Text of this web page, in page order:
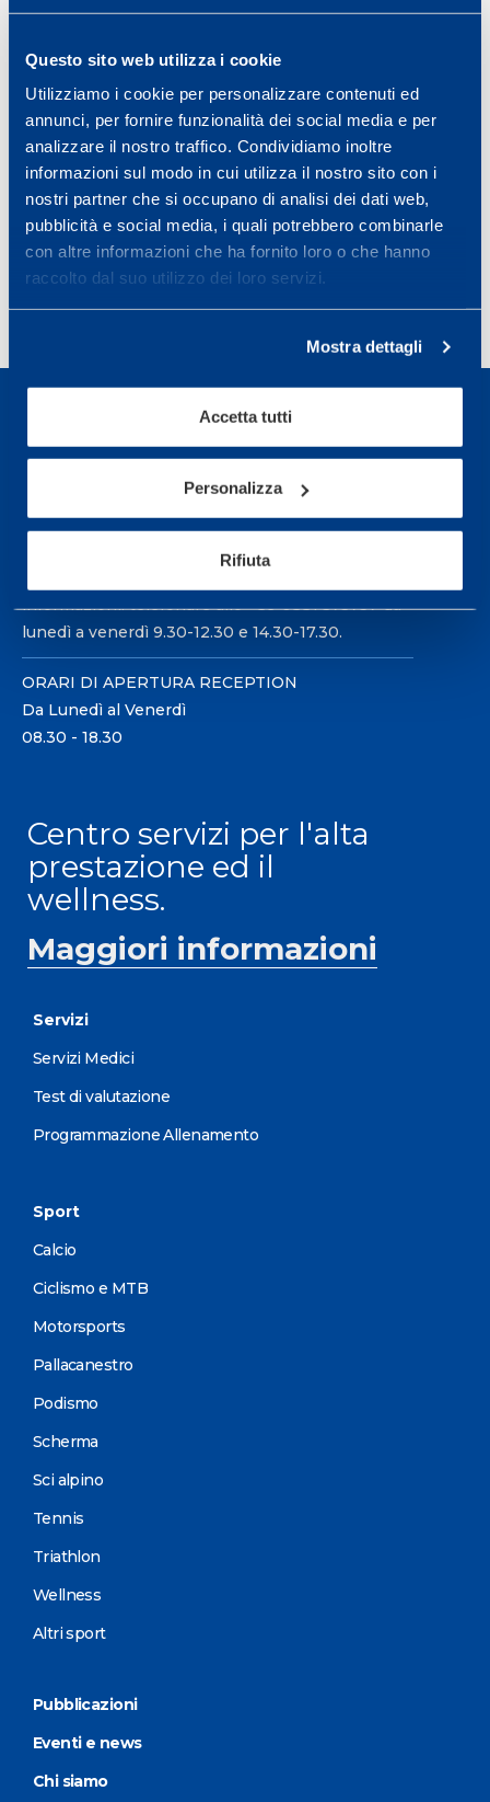
Questo sito web utilizza i cookie
Utilizziamo i cookie per personalizzare contenuti ed
annunci, per fornire funzionalità dei social media e per
analizzare il nostro traffico. Condividiamo inoltre
informazioni sul modo in cui utilizza il nostro sito con i
nostri partner che si occupano di analisi dei dati web,
pubblicità e social media, i quali potrebbero combinarle
con altre informazioni che ha fornito loro o che hanno
raccolto dal suo utilizzo dei loro servizi.
Mostra dettagli
Accetta tutti
Personalizza
Rifiuta
Leggi tutto
IDRATAZIONE: ESSENZIALE PER L’ALLENAMENTO
IDRATAZIONE: ESSENZIALE PER
Leggi tutto
Previous page
Page Page Page
27
Sport Service Mapei S.r.l. - Via Busto Fagnano 38,
21057 Olgiate Olona (Varese) Italia.
informazioni: telefonare allo +39 0331 575757 da
lunedì a venerdì 9.30-12.30 e 14.30-17.30.
ORARI DI APERTURA RECEPTION
Da Lunedì al Venerdì
08.30 - 18.30
Centro servizi per l'alta
prestazione ed il
wellness.
Maggiori informazioni
Servizi
Servizi Medici
Test di valutazione
Programmazione Allenamento
Sport
Calcio
Ciclismo e MTB
Motorsports
Pallacanestro
Podismo
Scherma
Sci alpino
Tennis
Triathlon
Wellness
Altri sport
Pubblicazioni
Eventi e news
Chi siamo